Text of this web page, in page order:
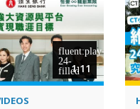
1:11